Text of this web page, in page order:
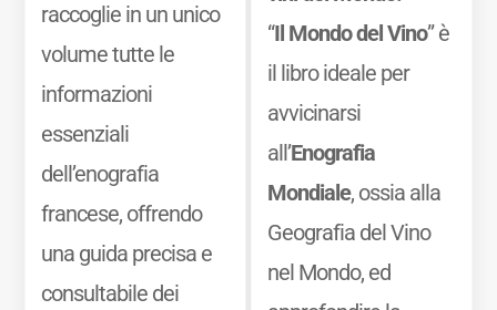
raccoglie in un unico
volume tutte le
informazioni
essenziali
dell’enografia
francese, offrendo
una guida precisa e
consultabile dei
“Il Mondo del Vino” è
il libro ideale per
avvicinarsi
all’Enografia
Mondiale, ossia alla
Geografia del Vino
nel Mondo, ed